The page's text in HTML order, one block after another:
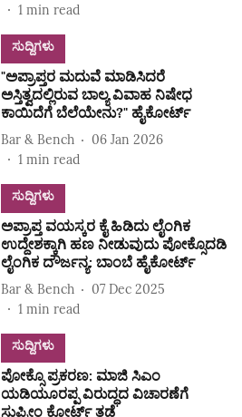
1 min read
ಸುದ್ದಿಗಳು
"ಅಪ್ರಾಪ್ತರ ಮದುವೆ ಮಾಡಿಸಿದರೆ
ಅಸ್ತಿತ್ವದಲ್ಲಿರುವ ಬಾಲ್ಯ ವಿವಾಹ ನಿಷೇಧ
ಕಾಯಿದೆಗೆ ಬೆಲೆಯೇನು?" ಹೈಕೋರ್ಟ್‌
Bar & Bench
06 Jan 2026
1 min read
ಸುದ್ದಿಗಳು
ಅಪ್ರಾಪ್ತ ವಯಸ್ಕರ ಕೈ ಹಿಡಿದು ಲೈಂಗಿಕ
ಉದ್ದೇಶಕ್ಕಾಗಿ ಹಣ ನೀಡುವುದು ಪೋಕ್ಸೊದಡಿ
ಲೈಂಗಿಕ ದೌರ್ಜನ್ಯ: ಬಾಂಬೆ ಹೈಕೋರ್ಟ್
Bar & Bench
07 Dec 2025
1 min read
ಸುದ್ದಿಗಳು
ಪೋಕ್ಸೊ ಪ್ರಕರಣ: ಮಾಜಿ ಸಿಎಂ
ಯಡಿಯೂರಪ್ಪ ವಿರುದ್ಧದ ವಿಚಾರಣೆಗೆ
ಸುಪ್ರೀಂ ಕೋರ್ಟ್‌ ತಡೆ